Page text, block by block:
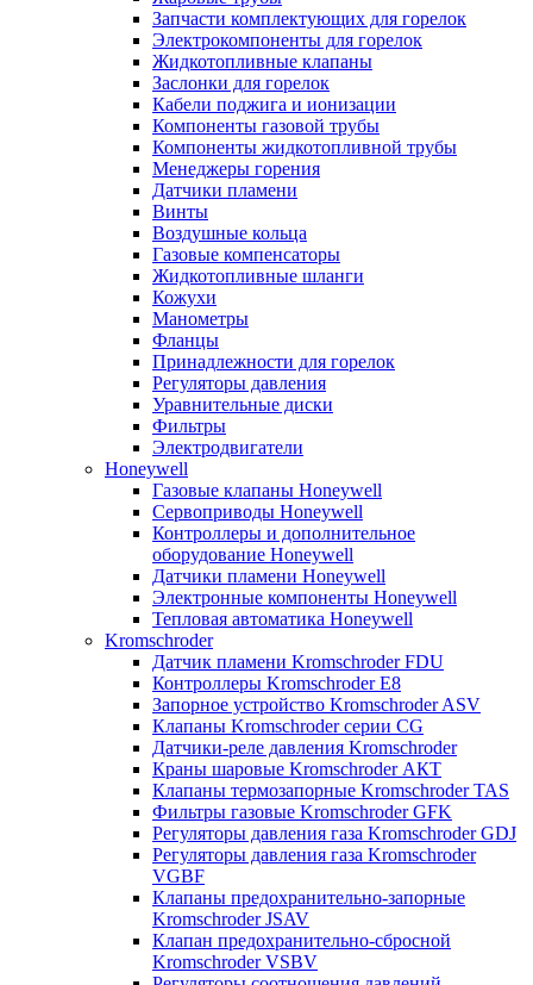
Запчасти комплектующих для горелок
Электрокомпоненты для горелок
Жидкотопливные клапаны
Заслонки для горелок
Кабели поджига и ионизации
Компоненты газовой трубы
Компоненты жидкотопливной трубы
Менеджеры горения
Датчики пламени
Винты
Воздушные кольца
Газовые компенсаторы
Жидкотопливные шланги
Кожухи
Манометры
Фланцы
Принадлежности для горелок
Регуляторы давления
Уравнительные диски
Фильтры
Электродвигатели
Honeywell
Газовые клапаны Honeywell
Сервоприводы Honeywell
Контроллеры и дополнительное
оборудование Honeywell
Датчики пламени Honeywell
Электронные компоненты Honeywell
Тепловая автоматика Honeywell
Kromschroder
Датчик пламени Kromschroder FDU
Контроллеры Kromschroder E8
Запорное устройство Kromschroder ASV
Клапаны Kromschroder серии CG
Датчики-реле давления Kromschroder
Краны шаровые Kromschroder АКТ
Клапаны термозапорные Kromschroder TAS
Фильтры газовые Kromschroder GFK
Регуляторы давления газа Kromschroder GDJ
Регуляторы давления газа Kromschroder
VGBF
Клапаны предохранительно-запорные
Kromschroder JSAV
Клапан предохранительно-сбросной
Kromschroder VSBV